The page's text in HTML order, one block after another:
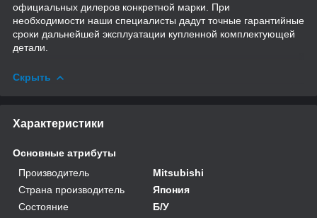
официальных дилеров конкретной марки. При
необходимости наши специалисты дадут точные гарантийные
сроки дальнейшей эксплуатации купленной комплектующей
детали.
Скрыть
Характеристики
Основные атрибуты
Производитель
Mitsubishi
Страна производитель
Япония
Состояние
Б/У